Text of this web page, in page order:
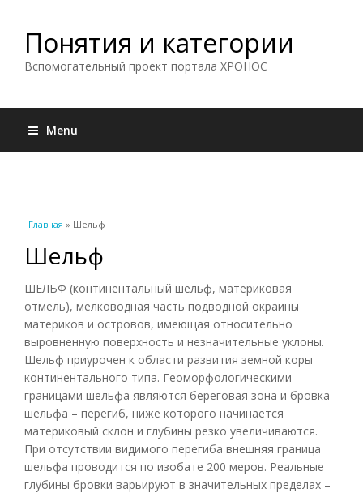
Понятия и категории
Вспомогательный проект портала ХРОНОС
Menu
Вы здесь
Главная » Шельф
Шельф
ШЕЛЬФ (континентальный шельф, материковая
отмель), мелководная часть подводной окраины
материков и островов, имеющая относительно
выровненную поверхность и незначительные уклоны.
Шельф приурочен к области развития земной коры
континентального типа. Геоморфологическими
границами шельфа являются береговая зона и бровка
шельфа – перегиб, ниже которого начинается
материковый склон и глубины резко увеличиваются.
При отсутствии видимого перегиба внешняя граница
шельфа проводится по изобате 200 меров. Реальные
глубины бровки варьируют в значительных пределах –